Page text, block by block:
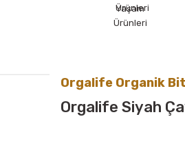
Yaşam
Ürünleri
Orgalife Organik
Orgalife Siyah